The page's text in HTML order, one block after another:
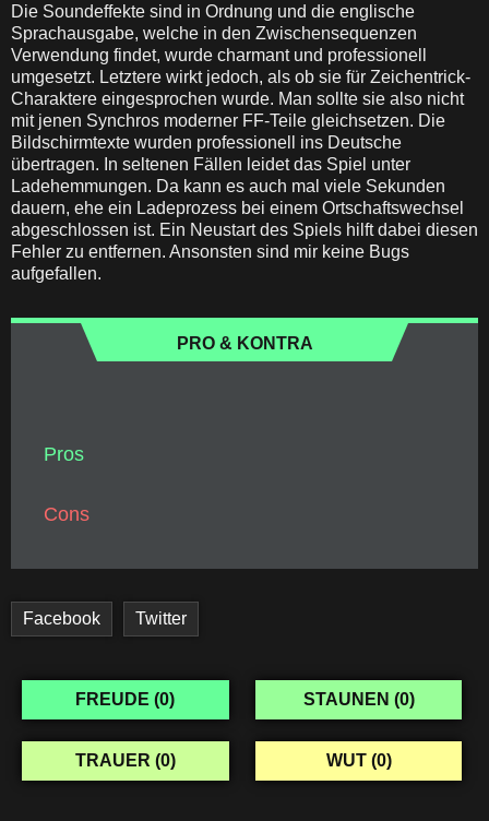
Die Soundeffekte sind in Ordnung und die englische
Sprachausgabe, welche in den Zwischensequenzen
Verwendung findet, wurde charmant und professionell
umgesetzt. Letztere wirkt jedoch, als ob sie für Zeichentrick-
Charaktere eingesprochen wurde. Man sollte sie also nicht
mit jenen Synchros moderner FF-Teile gleichsetzen. Die
Bildschirmtexte wurden professionell ins Deutsche
übertragen. In seltenen Fällen leidet das Spiel unter
Ladehemmungen. Da kann es auch mal viele Sekunden
dauern, ehe ein Ladeprozess bei einem Ortschaftswechsel
abgeschlossen ist. Ein Neustart des Spiels hilft dabei diesen
Fehler zu entfernen. Ansonsten sind mir keine Bugs
aufgefallen.
PRO & KONTRA
Pros
Cons
Facebook Twitter
FREUDE (0) STAUNEN (0)
TRAUER (0) WUT (0)